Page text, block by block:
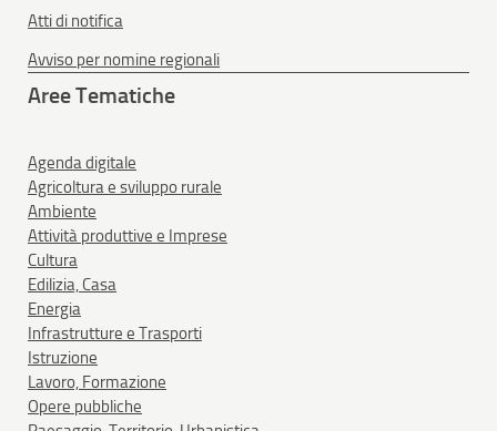
Atti di notifica
Avviso per nomine regionali
Aree Tematiche
Agenda digitale
Agricoltura e sviluppo rurale
Ambiente
Attività produttive e Imprese
Cultura
Edilizia, Casa
Energia
Infrastrutture e Trasporti
Istruzione
Lavoro, Formazione
Opere pubbliche